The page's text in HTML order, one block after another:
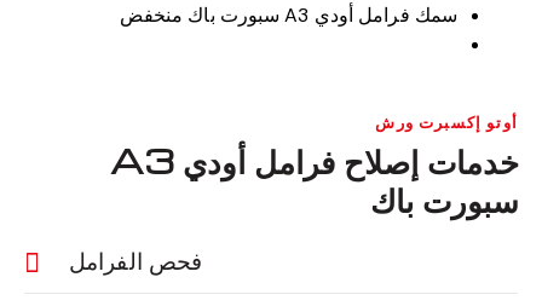
سمك فرامل أودي A3 سبورت باك منخفض
أوتو إكسبرت ورش
خدمات إصلاح فرامل أودي A3
سبورت باك
فحص الفرامل